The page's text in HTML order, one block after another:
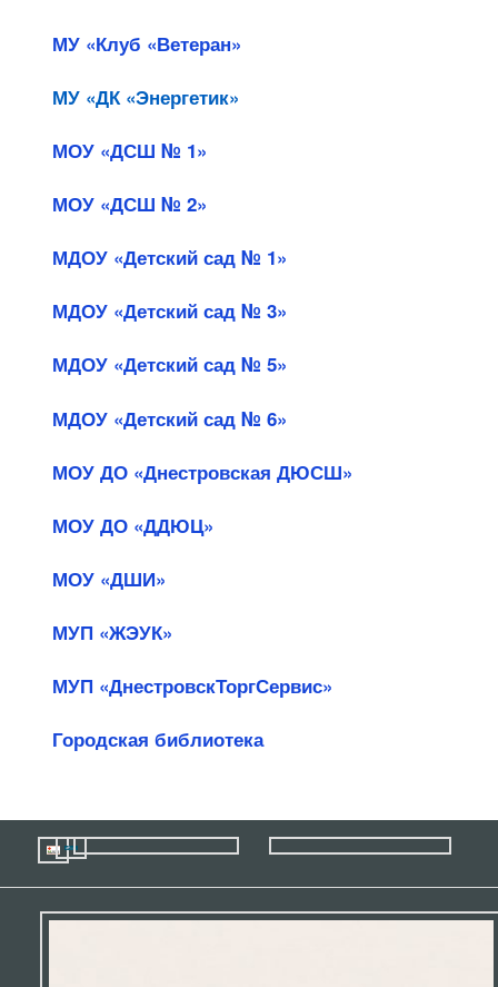
МУ «Клуб «Ветеран»
МУ «ДК «Энергетик»
МОУ «ДСШ № 1»
МОУ «ДСШ № 2»
МДОУ «Детский сад № 1»
МДОУ «Детский сад № 3»
МДОУ «Детский сад № 5»
МДОУ «Детский сад № 6»
МОУ ДО «Днестровская ДЮСШ»
МОУ ДО «ДДЮЦ»
МОУ «ДШИ»
МУП «ЖЭУК»
МУП «ДнестровскТоргСервис»
Городская библиотека